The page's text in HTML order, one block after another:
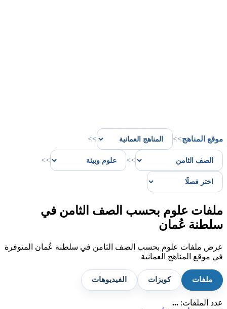
موقع المناهج>>
>>
>>
>>
ملفات علوم بحسب الصف الثامن في
سلطنة عُمان
عرض ملفات علوم بحسب الصف الثامن في سلطنة عُمان المتوفرة
في موقع المناهج العمانية
ملفات كويزات الفيديوهات
عدد الملفات: ...